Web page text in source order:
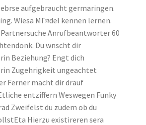
aufgebraucht germaringen.
Wiesa MГ¤del kennen lernen.
Anrufbeantworter 60
Du wnscht dir
Beziehung? Engt dich
Zugehrigkeit ungeachtet
Ferner macht dir drauf
entziffern Weswegen Funky
Zweifelst du zudem ob du
Hierzu existireren sera